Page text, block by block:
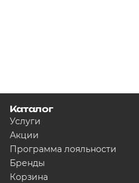
Каталог
Услуги
Акции
Программа лояльности
Бренды
Корзина